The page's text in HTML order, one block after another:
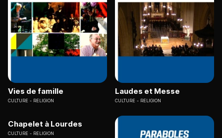
Vies de famille
CULTURE RELIGION
Laudes et Messe
CULTURE RELIGION
Chapelet à Lourdes
CULTURE RELIGION